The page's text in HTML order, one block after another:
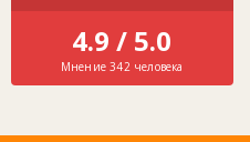
4.9 / 5.0
Мнение 342 человека